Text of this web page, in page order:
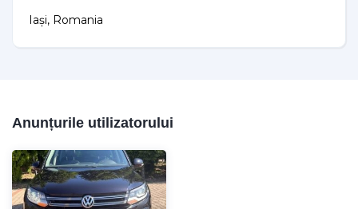
Iași, Romania
Anunțurile utilizatorului